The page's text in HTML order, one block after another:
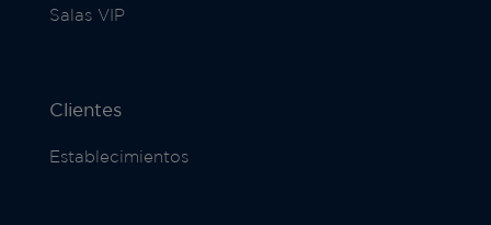
Salas VIP
Clientes
Establecimientos